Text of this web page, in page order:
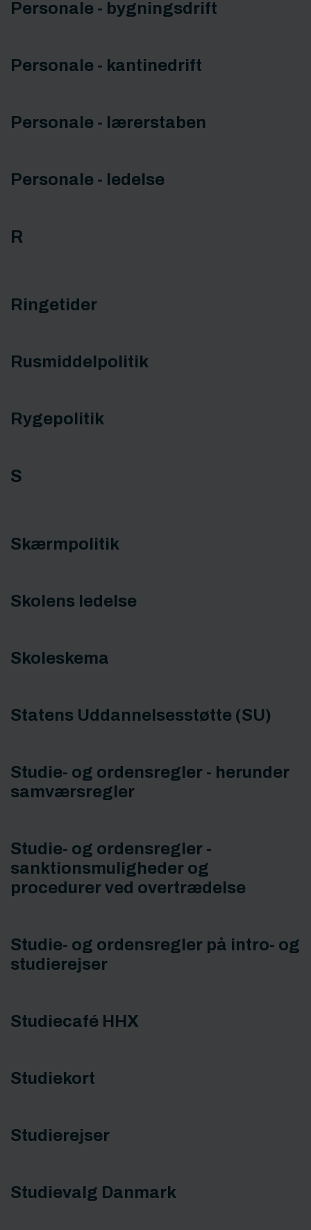
Personale - bygningsdrift
Personale - kantinedrift
Personale - lærerstaben
Personale - ledelse
R
Ringetider
Rusmiddelpolitik
Rygepolitik
S
Skærmpolitik
Skolens ledelse
Skoleskema
Statens Uddannelsesstøtte (SU)
Studie- og ordensregler - herunder
samværsregler
Studie- og ordensregler -
sanktionsmuligheder og
procedurer ved overtrædelse
Studie- og ordensregler på intro- og
studierejser
Studiecafé HHX
Studiekort
Studierejser
Studievalg Danmark